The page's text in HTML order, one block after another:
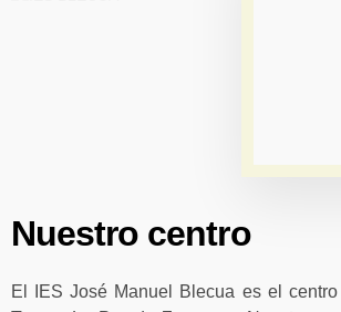
Nuestro centro
El IES José Manuel Blecua es el